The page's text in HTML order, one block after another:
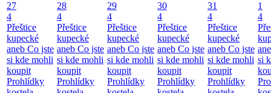
27
4
Přeštice
kupecké
aneb Co jste
si kde mohli
koupit
Prohlídky
28
4
Přeštice
kupecké
aneb Co jste
si kde mohli
koupit
Prohlídky
29
4
Přeštice
kupecké
aneb Co jste
si kde mohli
koupit
Prohlídky
30
4
Přeštice
kupecké
aneb Co jste
si kde mohli
koupit
Prohlídky
31
4
Přeštice
kupecké
aneb Co jste
si kde mohli
koupit
Prohlídky
1
4
si